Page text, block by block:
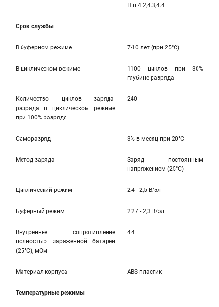
П.п.4.2,4.3,4.4
Срок службы
В буферном режиме 7-10 лет (при 25°С)
В циклическом режиме
1100 циклов при 30%
глубине разряда
Количество циклов заряда-
разряда в циклическом режиме
при 100% разряде
240
Саморазряд 3% в месяц при 20°С
Метод заряда
Заряд постоянным
напряжением (25°С)
Циклический режим 2,4 - 2,5 В/эл
Буферный режим 2,27 - 2,3 В/эл
Внутреннее сопротивление
полностью заряженной батареи
(25°С), мОм
4,4
Материал корпуса ABS пластик
Температурные режимы